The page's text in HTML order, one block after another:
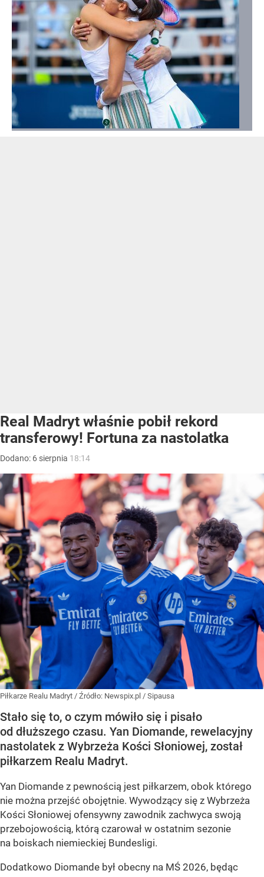
Real Madryt właśnie pobił rekord
transferowy! Fortuna za nastolatka
Dodano: 6 sierpnia 18:14
Piłkarze Realu Madryt / Źródło: Newspix.pl / Sipausa
Stało się to, o czym mówiło się i pisało
od dłuższego czasu. Yan Diomande, rewelacyjny
nastolatek z Wybrzeża Kości Słoniowej, został
piłkarzem Realu Madryt.
Yan Diomande z pewnością jest piłkarzem, obok którego
nie można przejść obojętnie. Wywodzący się z Wybrzeża
Kości Słoniowej ofensywny zawodnik zachwyca swoją
przebojowością, którą czarował w ostatnim sezonie
na boiskach niemieckiej Bundesligi.
Dodatkowo Diomande był obecny na MŚ 2026, będąc